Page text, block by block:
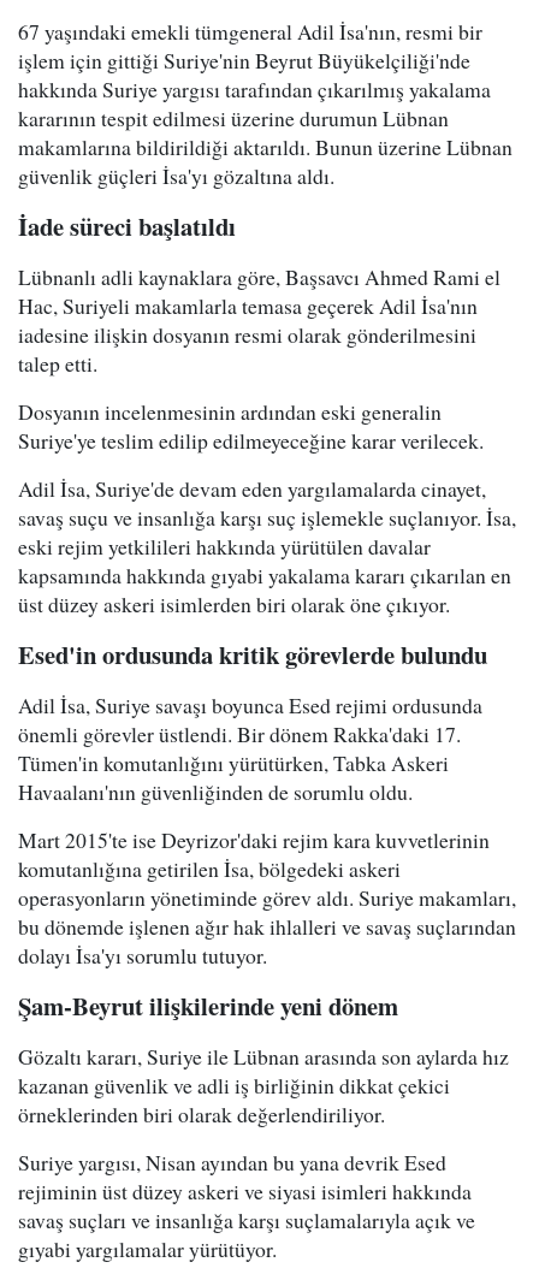
67 yaşındaki emekli tümgeneral Adil İsa'nın, resmi bir
işlem için gittiği Suriye'nin Beyrut Büyükelçiliği'nde
hakkında Suriye yargısı tarafından çıkarılmış yakalama
kararının tespit edilmesi üzerine durumun Lübnan
makamlarına bildirildiği aktarıldı. Bunun üzerine Lübnan
güvenlik güçleri İsa'yı gözaltına aldı.
İade süreci başlatıldı
Lübnanlı adli kaynaklara göre, Başsavcı Ahmed Rami el
Hac, Suriyeli makamlarla temasa geçerek Adil İsa'nın
iadesine ilişkin dosyanın resmi olarak gönderilmesini
talep etti.
Dosyanın incelenmesinin ardından eski generalin
Suriye'ye teslim edilip edilmeyeceğine karar verilecek.
Adil İsa, Suriye'de devam eden yargılamalarda cinayet,
savaş suçu ve insanlığa karşı suç işlemekle suçlanıyor. İsa,
eski rejim yetkilileri hakkında yürütülen davalar
kapsamında hakkında gıyabi yakalama kararı çıkarılan en
üst düzey askeri isimlerden biri olarak öne çıkıyor.
Esed'in ordusunda kritik görevlerde bulundu
Adil İsa, Suriye savaşı boyunca Esed rejimi ordusunda
önemli görevler üstlendi. Bir dönem Rakka'daki 17.
Tümen'in komutanlığını yürütürken, Tabka Askeri
Havaalanı'nın güvenliğinden de sorumlu oldu.
Mart 2015'te ise Deyrizor'daki rejim kara kuvvetlerinin
komutanlığına getirilen İsa, bölgedeki askeri
operasyonların yönetiminde görev aldı. Suriye makamları,
bu dönemde işlenen ağır hak ihlalleri ve savaş suçlarından
dolayı İsa'yı sorumlu tutuyor.
Şam-Beyrut ilişkilerinde yeni dönem
Gözaltı kararı, Suriye ile Lübnan arasında son aylarda hız
kazanan güvenlik ve adli iş birliğinin dikkat çekici
örneklerinden biri olarak değerlendiriliyor.
Suriye yargısı, Nisan ayından bu yana devrik Esed
rejiminin üst düzey askeri ve siyasi isimleri hakkında
savaş suçları ve insanlığa karşı suçlamalarıyla açık ve
gıyabi yargılamalar yürütüyor.